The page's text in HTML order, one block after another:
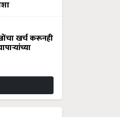
खर्च करूनही